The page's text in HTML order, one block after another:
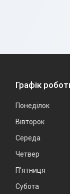
Графік
Понеділок
Вівторок
Середа
Четвер
Пʼятниця
Субота